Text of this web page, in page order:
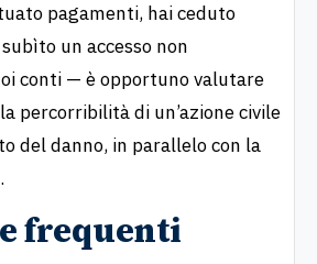
pagamenti, hai ceduto
un accesso non
conti — è opportuno valutare
percorribilità di un’azione civile
del danno, in parallelo con la
frequenti